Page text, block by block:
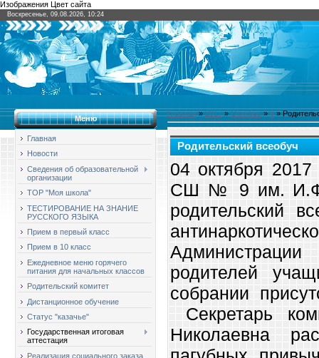
Изображения Цвет сайта
Воскресенье, 09.08.2026, 10:24
Меню
Главная
Новости
Сведения об образовательной
организации
ТОР "Моя школа"
ТЕСТИРОВАНИЕ НА ЗНАНИЕ
РУССКОГО ЯЗЫКА
Прием в первый класс
Прием в 10 класс
Ежедневное меню горячего
питания для начальных классов
Родительский комитет
Дистанционное обучение
Статус "казачье"
Государственная итоговая
аттестация
Реализация социального заказа
Главная»2017 » Октябрь » 6»
Родительский всеобуч
04 октября
СШ № 9 им.
родительский
родителей
собрании
Секретарь
Николаевна